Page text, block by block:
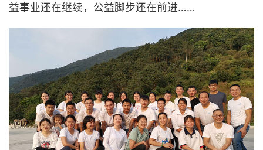
益事业还在继续，公益脚步还在前进……